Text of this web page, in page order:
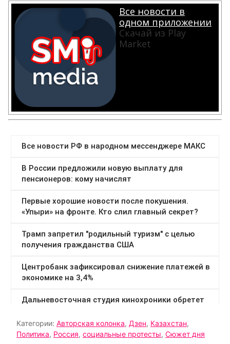
Все новости в
одном приложении
Скачай из Play
Market
Категории: Авторская колонка, Дзен, Казахстан,
Политика, Россия, социальные протесты, Сюжет дня